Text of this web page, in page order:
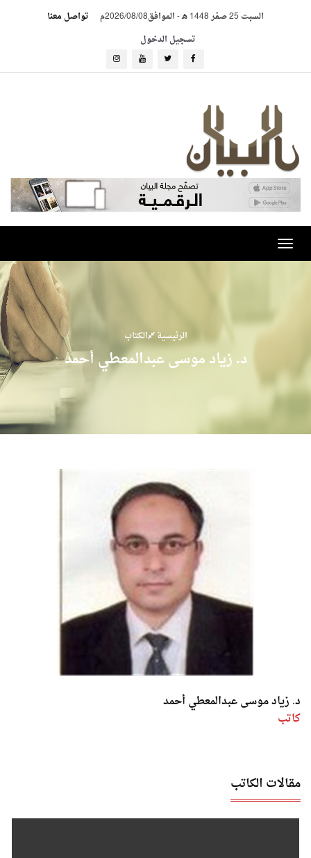
السبت 25 صفر 1448 هـ -الموافق2026/08/08م
تواصل معنا
تسجيل الدخول
Toggle
navigation
الرئيسية الكتاب
د. زياد موسى عبدالمعطي أحمد
د. زياد موسى عبدالمعطي أحمد
كاتب
مقالات الكاتب